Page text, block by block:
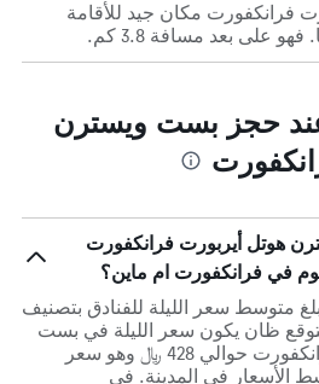
فرانكفورت مكان جيد للأقامة
على بعد مسافة 3.8 كم.
عند حجز بست ويسترن
هوتل أيربورت فرانكفورت
متوسط ​​سعر الليلة للفنادق بتصنيف
﷼. من المتوقع ظان يكون سعر الليلة في بست
ويسترن هوتل أيربورت فرانكفورت حوالي 428 ﷼ وهو سعر
من متوسط الأسعار في المدينة. في